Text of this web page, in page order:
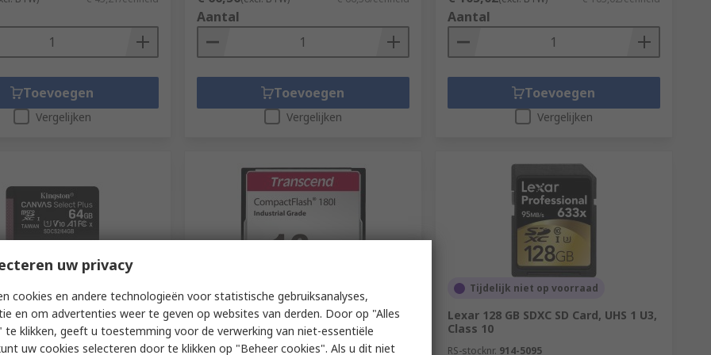
Toevoegen
Vergelijken
Aantal
Toevoegen
Vergelijken
Aantal
Toevoegen
Vergelijken
GB MicroSD microSD,
10
8348
Transcend CF180I Compact Flash
Industrial Grade 128 MB Compact
Flash Card
Tijdelijk niet op voorraad
Lexar 128 GB SDXC SD Card, UHS 1 U3,
Class 10
RS-stocknr. 914-5095
uw privacy
cookies en andere technologieën voor statistische gebruiksanalyses,
en om advertenties weer te geven op websites van derden. Door op "Alles
te klikken, geeft u toestemming voor de verwerking van niet-essentiële
uw cookies selecteren door te klikken op "Beheer cookies". Als u dit niet